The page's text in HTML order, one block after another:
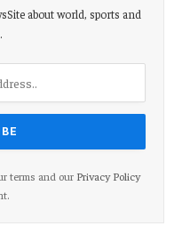
about world, sports and
terms and our Privacy Policy